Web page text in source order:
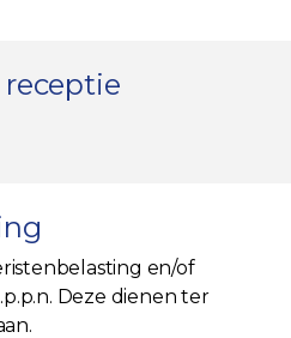
en/of
Deze dienen ter